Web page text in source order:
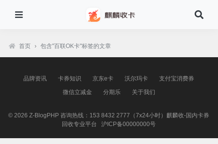
首页 › 包含"百联OK卡"标签的文章
品牌资讯 卡券知识 京东e卡 沃尔玛卡
支付宝消费券
微信立减金
分期乐 关于我们
© 2026Z-BlogPHP 咨询热线：153 8432 2777（7x24小时）麒麟收-国内卡券
回收专业平台沪ICP备00000000号